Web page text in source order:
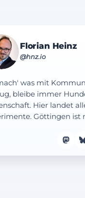
Florian Heinz
@hnz.io
was mit
bleibe immer
Hier landet
Göttingen ist